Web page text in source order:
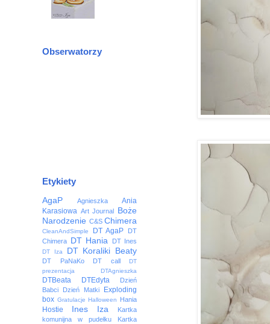
Obserwatorzy
Etykiety
AgaP Agnieszka
Ania
Karasiowa Art Journal
Boże
Narodzenie C&S Chimera
CleanAndSimple DT AgaP
DT
Chimera DT Hania DT Ines
DT Iza DT Koraliki Beaty
DT PaNaKo DT call
DT
prezentacja
DTAgnieszka
DTBeata DTEdyta
Dzień
Babci
Dzień Matki
Exploding
box Gratulacje Halloween Hania
Hostie Ines Iza
Kartka
komunijna w pudełku
Kartka